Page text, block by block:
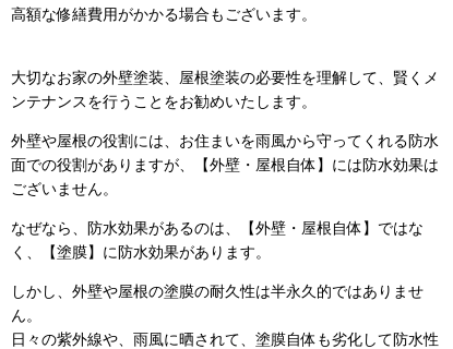
高額な修繕費用がかかる場合もございます。
大切なお家の外壁塗装、屋根塗装の必要性を理解して、賢くメ
ンテナンスを行うことをお勧めいたします。
外壁や屋根の役割には、お住まいを雨風から守ってくれる防水
面での役割がありますが、【外壁・屋根自体】には防水効果は
ございません。
なぜなら、防水効果があるのは、【外壁・屋根自体】ではな
く、【塗膜】に防水効果があります。
しかし、外壁や屋根の塗膜の耐久性は半永久的ではありませ
ん。
日々の紫外線や、雨風に晒されて、塗膜自体も劣化して防水性